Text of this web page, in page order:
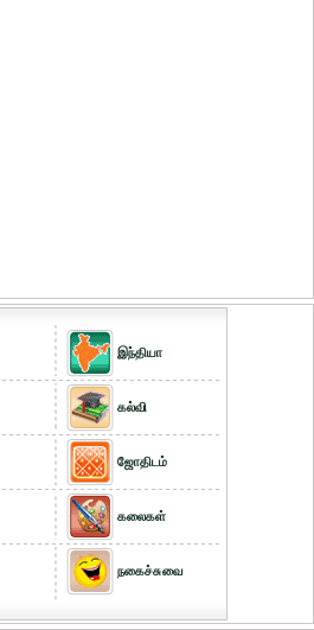
இந்தியா
கல்வி
ஜோதிடம்
கலைகள்
நகைச்சுவை